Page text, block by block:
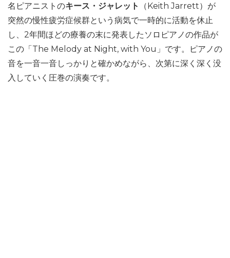
名ピアニストのキース・ジャレット
（Keith Jarrett）が
突然の慢性疲労症候群という病気で一時的に活動を休止
し、2年間ほどの療養の末に発表したソロピアノの作品が
この「The Melody at Night, with You」です。ピアノの
音を一音一音しっかりと確かめながら、次第に深く深く没
入していく圧巻の演奏です。